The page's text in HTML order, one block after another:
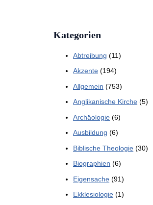
Kategorien
Abtreibung (11)
Akzente (194)
Allgemein (753)
Anglikanische Kirche (5)
Archäologie (6)
Ausbildung (6)
Biblische Theologie (30)
Biographien (6)
Eigensache (91)
Ekklesiologie (1)